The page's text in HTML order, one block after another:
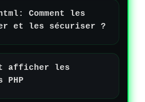
Comment les
et les sécuriser ?
afficher les
PHP